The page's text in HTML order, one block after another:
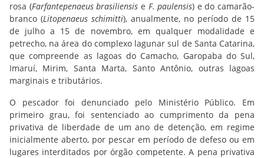
rosa (Farfantepenaeus brasiliensis e F. paulensis) e do camarão-
branco (Litopenaeus schimitti), anualmente, no período de 15
de julho a 15 de novembro, em qualquer modalidade e
petrecho, na área do complexo lagunar sul de Santa Catarina,
que compreende as lagoas do Camacho, Garopaba do Sul,
Imaruí, Mirim, Santa Marta, Santo Antônio, outras lagoas
marginais e tributários.
O pescador foi denunciado pelo Ministério Público. Em
primeiro grau, foi sentenciado ao cumprimento da pena
privativa de liberdade de um ano de detenção, em regime
inicialmente aberto, por pescar em período de defeso ou em
lugares interditados por órgão competente. A pena privativa